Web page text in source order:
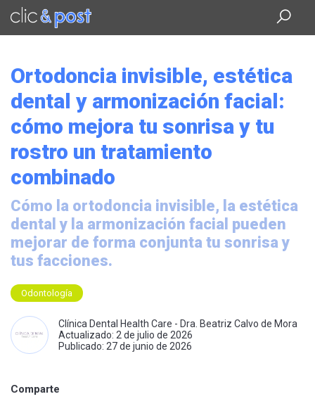
Saltar
contenido
Ortodoncia invisible, estética
dental y armonización facial:
cómo mejora tu sonrisa y tu
rostro un tratamiento
combinado
Cómo la ortodoncia invisible, la estética
dental y la armonización facial pueden
mejorar de forma conjunta tu sonrisa y
tus facciones.
Odontología
Clínica Dental Health Care - Dra. Beatriz Calvo de Mora
Actualizado: 2 de julio de 2026
Publicado: 27 de junio de 2026
Comparte